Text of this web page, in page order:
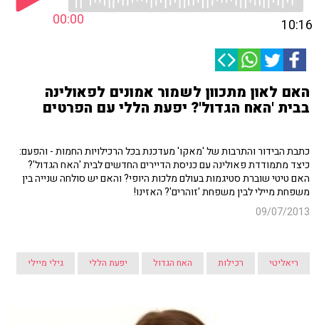
00:00 10:16
האם לאון מתכוון לשמור אמונים לפאולינה
בבית 'האח הגדול'? יפעת הללי עם הפרטים
כתבת הבידור והתרבות של 'מאקו' מעדכנת בכל הרכילויות החמות - והפעם:
כיצד מתמודדת פאולינה עם כניסת הדיירים החדשים לבית 'האח הגדול'?
האם טיטי שוברת סטיגמות בעולם מלכות היופי? והאם יש סולחה שנייה בין
משפחת מיילי לבין משפחת 'זוהרים'? האזינו!
09/07/2013
ריאליטי רכילות האח הגדול יפעת הללי גילי מיילי